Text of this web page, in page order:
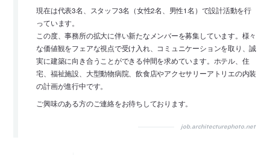
現在は代表3名、スタッフ3名（女性2名、男性1名）で設計活動を行
っています。
この度、事務所の拡大に伴い新たなメンバーを募集しています。様々
な価値観をフェアな視点で受け入れ、コミュニケーションを取り、誠
実に建築に向き合うことができる仲間を求めています。ホテル、住
宅、福祉施設、大型動物病院、飲食店やアクセサリーアトリエの内装
の計画が進行中です。
ご興味のある方のご連絡をお待ちしております。
job.architecturephoto.net